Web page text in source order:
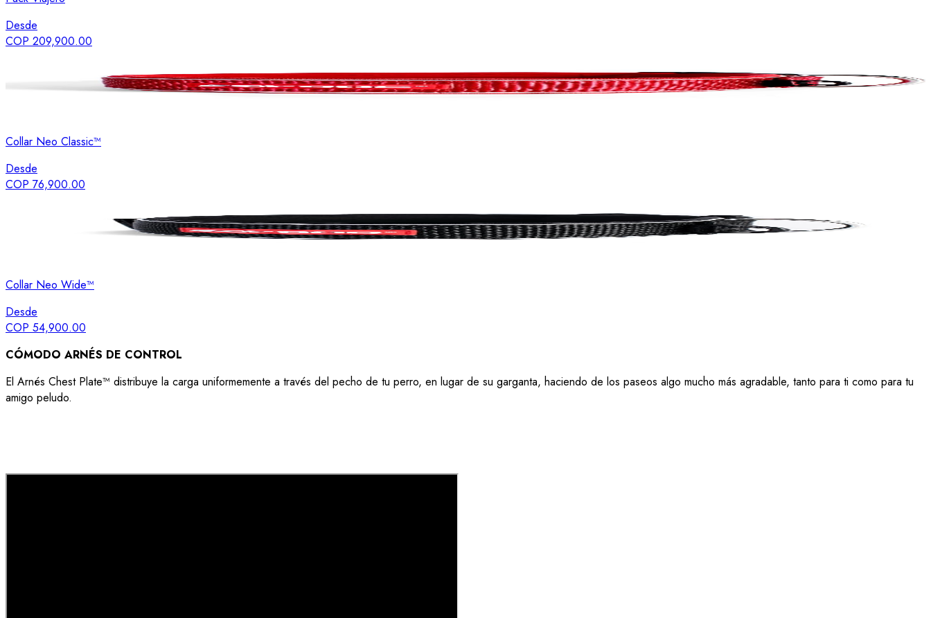
Desde
COP 209,900.00
Collar Neo Classic™
Desde
COP 76,900.00
Collar Neo Wide™
Desde
COP 54,900.00
CÓMODO ARNÉS DE CONTROL
El Arnés Chest Plate™ distribuye la carga uniformemente a través del pecho de tu perro, en lugar de su garganta, haciendo de los paseos algo mucho más agradable, tanto para ti como para tu
amigo peludo.